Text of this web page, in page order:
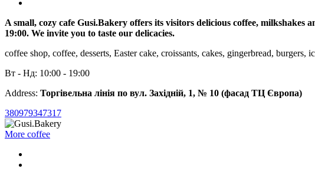
A small, cozy cafe Gusi.Bakery offers its visitors delicious coffee,
19:00. We invite you to taste our delicacies.
coffee shop, coffee, desserts, Easter cake, croissants, cakes, gingerbread, burgers,
Вт - Нд: 10:00 - 19:00
Address: Торгівельна лінія по вул. Західній, 1, № 10 (фасад ТЦ Європа)
380979347317
More coffee